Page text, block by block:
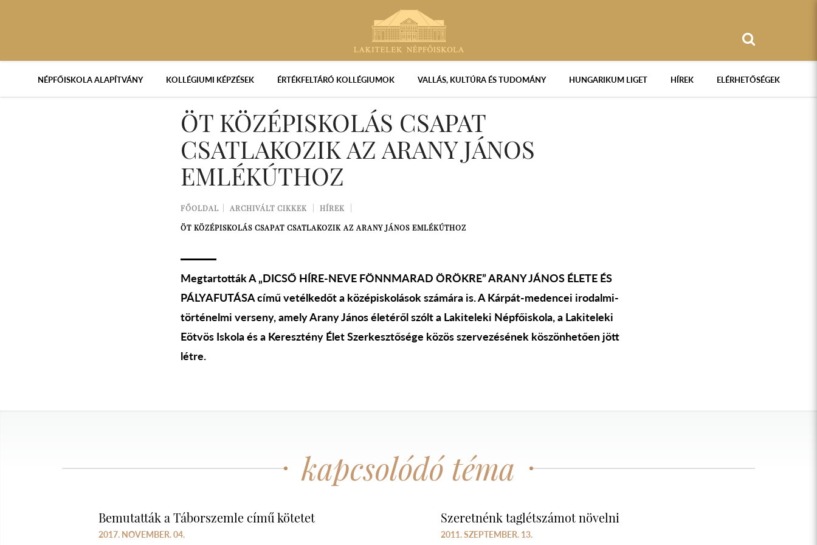
NÉPFŐISKOLA ALAPÍTVÁNY KOLLÉGIUMI KÉPZÉSEK ÉRTÉKFELTÁRÓ KOLLÉGIUMOK VALLÁS, KULTÚRA ÉS TUDOMÁNY HUNGARIKUM LIGET HÍREK ELÉRHETŐSÉGEK
ÖT KÖZÉPISKOLÁS CSAPAT
CSATLAKOZIK AZ ARANY JÁNOS
EMLÉKÚTHOZ
FŐOLDAL ARCHIVÁLT CIKKEK
HÍREK
ÖT KÖZÉPISKOLÁS CSAPAT CSATLAKOZIK AZ ARANY JÁNOS EMLÉKÚTHOZ
Megtartották A „DICSŐ HÍRE-NEVE FÖNNMARAD ÖRÖKRE” ARANY JÁNOS ÉLETE ÉS
PÁLYAFUTÁSA című vetélkedőt a középiskolások számára is. A Kárpát-medencei irodalmi-
történelmi verseny, amely Arany János életéről szólt a Lakiteleki Népfőiskola, a Lakiteleki
Eötvös Iskola és a Keresztény Élet Szerkesztősége közös szervezésének köszönhetően jött
létre.
kapcsolódó téma
Bemutatták a Táborszemle című kötetet
2017. NOVEMBER. 04.
Szeretnénk taglétszámot növelni
2011. SZEPTEMBER. 13.